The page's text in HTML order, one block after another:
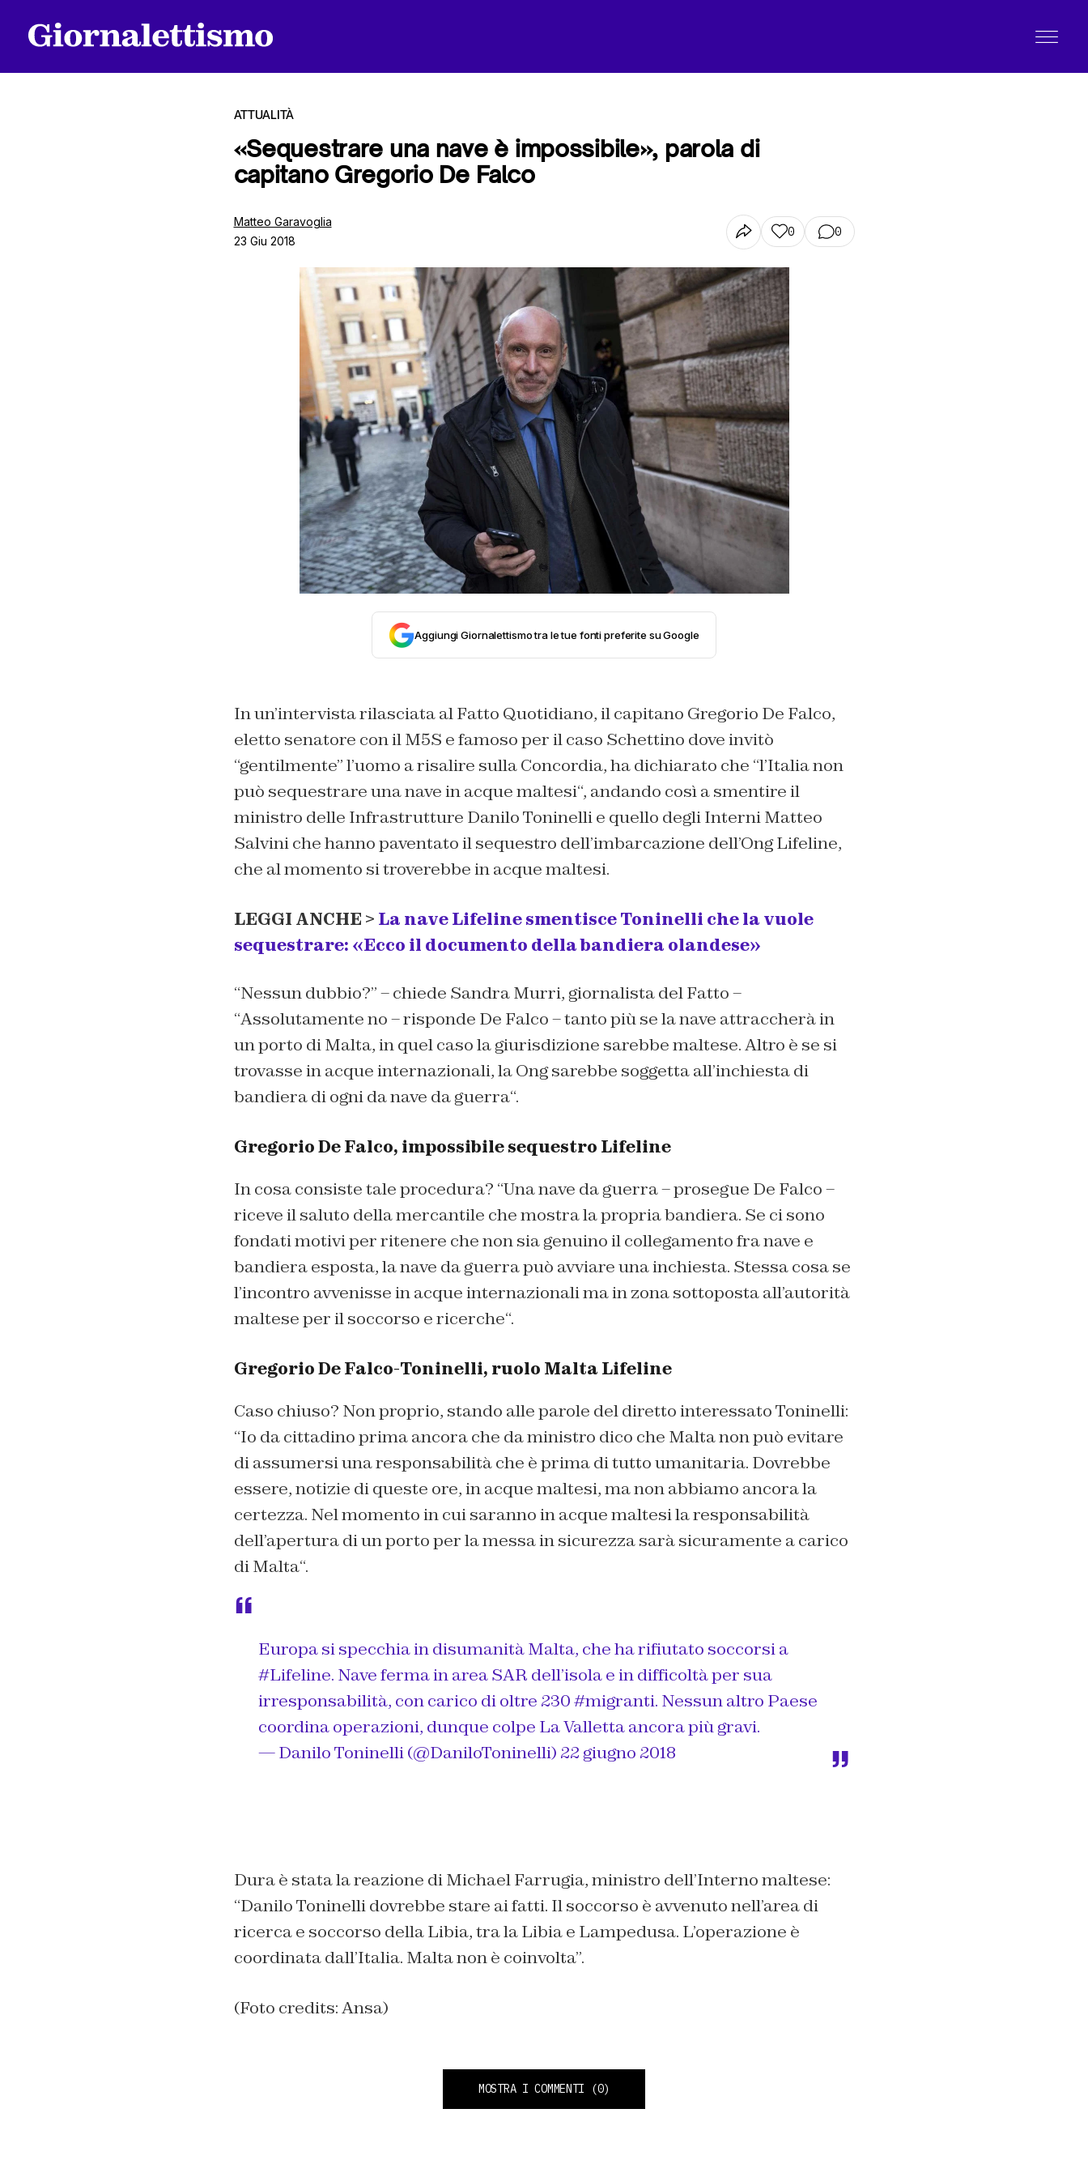
ATTUALITÀ
«Sequestrare una nave è impossibile», parola di
capitano Gregorio De Falco
Matteo Garavoglia
23 Giu 2018
0 0
Aggiungi Giornalettismo tra le tue fonti preferite su Google
In un’intervista rilasciata alFatto Quotidiano,il capitano Gregorio De Falco,
eletto senatore con il M5S e famoso per il caso Schettino dove invitò
“gentilmente” l’uomo a risalire sulla Concordia, ha dichiarato che “l’Italia non
può sequestrare una nave in acque maltesi“, andando così a smentire il
ministro delle Infrastrutture Danilo Toninelli e quello degli Interni Matteo
Salvini che hanno paventato il sequestro dell’imbarcazione dell’Ong Lifeline,
che al momento si troverebbe in acque maltesi.
LEGGI ANCHE > La nave Lifeline smentisce Toninelli che la vuole
sequestrare: «Ecco il documento della bandiera olandese»
“Nessun dubbio?” – chiede Sandra Murri, giornalista del Fatto –
“Assolutamente no– risponde De Falco –tanto più se la nave attraccherà in
un porto di Malta, in quel caso la giurisdizione sarebbe maltese. Altro è se si
trovasse in acque internazionali, la Ong sarebbe soggetta all’inchiesta di
bandiera di ogni da nave da guerra“.
Gregorio De Falco, impossibile sequestro Lifeline
In cosa consiste tale procedura? “Una nave da guerra– prosegue De Falco –
riceve il saluto della mercantile che mostra la propria bandiera. Se ci sono
fondati motivi per ritenere che non sia genuino il collegamento fra nave e
bandiera esposta, la nave da guerra può avviare una inchiesta. Stessa cosa se
l’incontro avvenisse in acque internazionali ma in zona sottoposta all’autorità
maltese per il soccorso e ricerche“.
Gregorio De Falco-Toninelli, ruolo Malta Lifeline
Caso chiuso? Non proprio, stando alle parole del diretto interessato Toninelli:
“Io da cittadino prima ancora che da ministro dico che Malta non può evitare
di assumersi una responsabilità che è prima di tutto umanitaria. Dovrebbe
essere, notizie di queste ore, in acque maltesi, ma non abbiamo ancora la
certezza. Nel momento in cui saranno in acque maltesi la responsabilità
dell’apertura di un porto per la messa in sicurezza sarà sicuramente a carico
di Malta“.
Europa si specchia in disumanità Malta, che ha rifiutato soccorsi a
#Lifeline. Nave ferma in area SAR dell’isola e in difficoltà per sua
irresponsabilità, con carico di oltre 230#migranti. Nessun altro Paese
coordina operazioni, dunque colpe La Valletta ancora più gravi.
— Danilo Toninelli (@DaniloToninelli) 22 giugno 2018
Dura è stata la reazione di Michael Farrugia, ministro dell’Interno maltese:
“Danilo Toninelli dovrebbe stare ai fatti. Il soccorso è avvenuto nell’area di
ricerca e soccorso della Libia, tra la Libia e Lampedusa. L’operazione è
coordinata dall’Italia. Malta non è coinvolta”.
(Foto credits: Ansa)
MOSTRA I COMMENTI (0)